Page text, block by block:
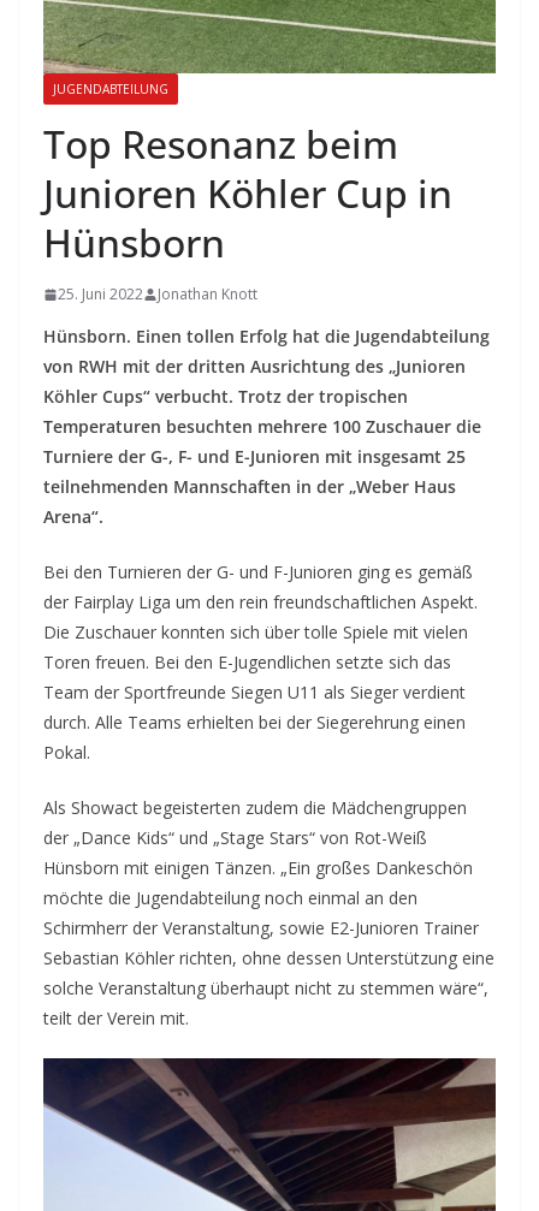
JUGENDABTEILUNG
Top Resonanz beim
Junioren Köhler Cup in
Hünsborn
25. Juni 2022 Jonathan Knott
Hünsborn. Einen tollen Erfolg hat die Jugendabteilung
von RWH mit der dritten Ausrichtung des „Junioren
Köhler Cups“ verbucht. Trotz der tropischen
Temperaturen besuchten mehrere 100 Zuschauer die
Turniere der G-, F- und E-Junioren mit insgesamt 25
teilnehmenden Mannschaften in der „Weber Haus
Arena“.
Bei den Turnieren der G- und F-Junioren ging es gemäß
der Fairplay Liga um den rein freundschaftlichen Aspekt.
Die Zuschauer konnten sich über tolle Spiele mit vielen
Toren freuen. Bei den E-Jugendlichen setzte sich das
Team der Sportfreunde Siegen U11 als Sieger verdient
durch. Alle Teams erhielten bei der Siegerehrung einen
Pokal.
Als Showact begeisterten zudem die Mädchengruppen
der „Dance Kids“ und „Stage Stars“ von Rot-Weiß
Hünsborn mit einigen Tänzen. „Ein großes Dankeschön
möchte die Jugendabteilung noch einmal an den
Schirmherr der Veranstaltung, sowie E2-Junioren Trainer
Sebastian Köhler richten, ohne dessen Unterstützung eine
solche Veranstaltung überhaupt nicht zu stemmen wäre“,
teilt der Verein mit.